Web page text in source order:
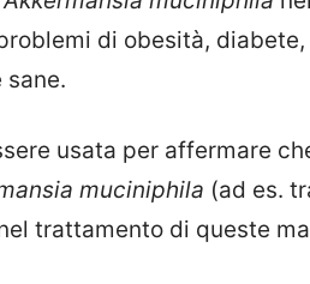
di obesità, diabete,
usata per affermare
muciniphila (ad es.
trattamento di queste